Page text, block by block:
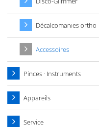
Décalcomanies ortho
Accessoires
Pinces · Instruments
Appareils
Service